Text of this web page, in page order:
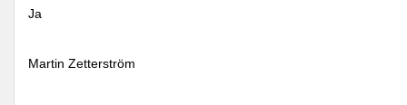
Ja
Martin Zetterström